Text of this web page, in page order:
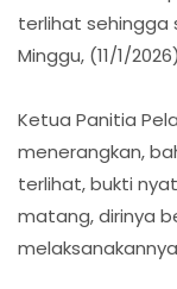
terlihat sehingga
Minggu, (11/1/
Ketua Panitia
menerangkan,
terlihat, bukti
matang, dirinya